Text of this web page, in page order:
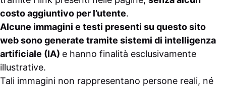
costo aggiuntivo per l’utente.
Alcune immagini e testi presenti su questo sito
web sono generate tramite sistemi di intelligenza
artificiale (IA) e hanno finalità esclusivamente
illustrative.
Tali immagini non rappresentano persone reali, né